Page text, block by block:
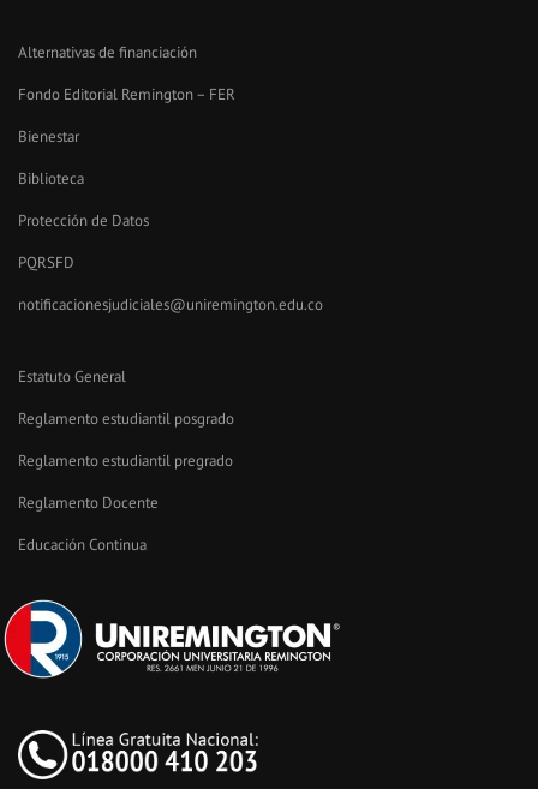
Alternativas de financiación
Fondo Editorial Remington – FER
Bienestar
Biblioteca
Protección de Datos
PQRSFD
notificacionesjudiciales@uniremington.edu.co
Estatuto General
Reglamento estudiantil posgrado
Reglamento estudiantil pregrado
Reglamento Docente
Educación Continua